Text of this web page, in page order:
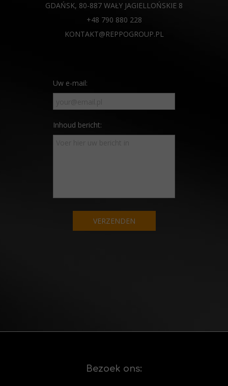
Uw e-mail:
Inhoud bericht:
VERZENDEN
GDAŃSK, 80-887 WAŁY JAGIELLOŃSKIE 8
KONTAKT@REPPOGROUP.PL
+48 790 880 228
Bezoek ons: